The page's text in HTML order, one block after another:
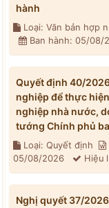
hành
Loại: Văn bản hợp
Ban hành: 05/08/
Quyết định 40/
nghiệp để thực
nghiệp nhà nước,
tướng Chính phủ
Loại: Quyết định
05/08/2026
Hiệu
Nghị quyết 37/